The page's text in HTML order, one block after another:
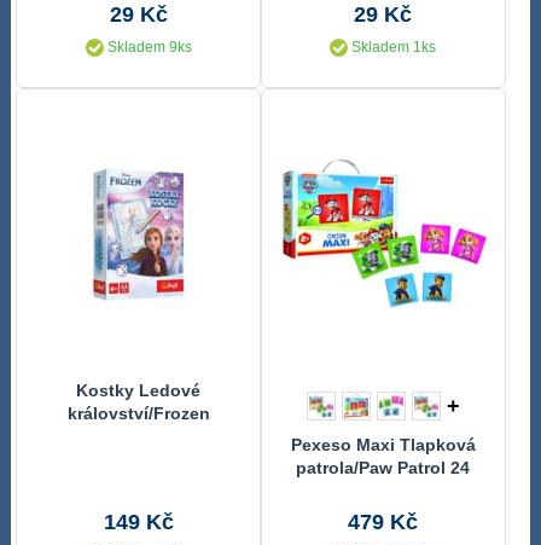
29 Kč
Skladem 9ks
29 Kč
Skladem 1ks
Kostky Ledové
království/Frozen
149 Kč
+
Pexeso Maxi Tlapková
patrola/Paw Patrol 24
krabici 37x29x6cm 24m+
479 Kč